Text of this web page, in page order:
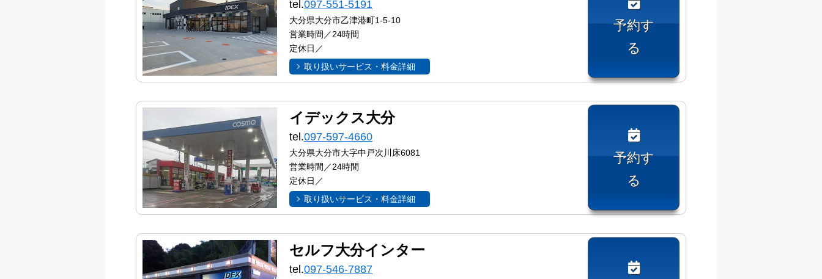
tel.097-551-5191
大分県大分市乙津港町1-5-10
営業時間／24時間
定休日／
取り扱いサービス・料金詳細
予約す
る
イデックス大分
tel.097-597-4660
大分県大分市大字中戸次川床6081
営業時間／24時間
定休日／
取り扱いサービス・料金詳細
予約す
る
セルフ大分インター
tel.097-546-7887